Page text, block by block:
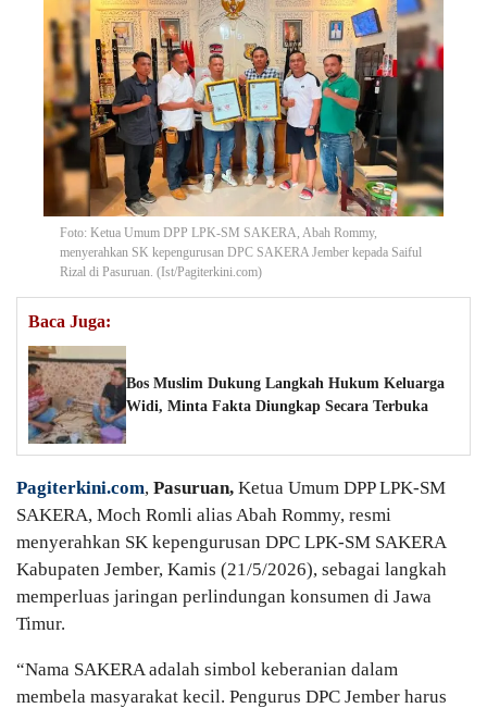
Foto: Ketua Umum DPP LPK-SM SAKERA, Abah Rommy,
menyerahkan SK kepengurusan DPC SAKERA Jember kepada Saiful
Rizal di Pasuruan. (Ist/Pagiterkini.com)
Baca Juga:
Bos Muslim Dukung Langkah Hukum Keluarga
Widi, Minta Fakta Diungkap Secara Terbuka
Pagiterkini.com, Pasuruan, Ketua Umum DPP LPK-SM
SAKERA, Moch Romli alias Abah Rommy, resmi
menyerahkan SK kepengurusan DPC LPK-SM SAKERA
Kabupaten Jember, Kamis (21/5/2026), sebagai langkah
memperluas jaringan perlindungan konsumen di Jawa
Timur.
“Nama SAKERA adalah simbol keberanian dalam
membela masyarakat kecil. Pengurus DPC Jember harus